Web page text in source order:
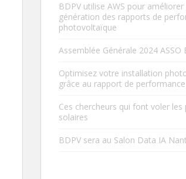
BDPV utilise AWS pour améliorer
génération des rapports de
photovoltaïque
Assemblée Générale 2024 ASSO
Optimisez votre installation
grâce au rapport de performance
Ces chercheurs qui font voler les
solaires
BDPV sera au Salon Data IA